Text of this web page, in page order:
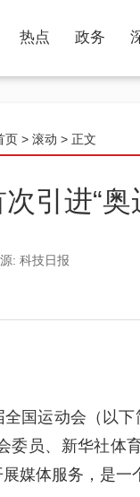
热点 政务
页 > 滚动 > 正文
引进“
: 科技日报
国运动会（以
委员、新华社体
媒体服务，是一